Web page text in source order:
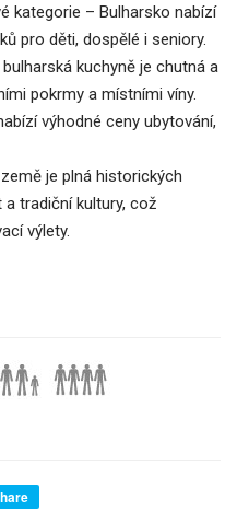
kategorie – Bulharsko nabízí
pro děti, dospělé i seniory.
kuchyně je chutná a
pokrmy a místními víny.
výhodné ceny ubytování,
je plná historických
tradiční kultury, což
výlety.